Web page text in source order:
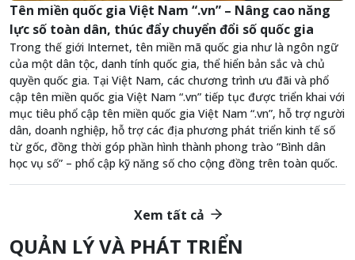
Tên miền quốc gia Việt Nam “.vn” – Nâng cao năng
lực số toàn dân, thúc đẩy chuyển đổi số quốc gia
Trong thế giới Internet, tên miền mã quốc gia như là ngôn ngữ
của một dân tộc, danh tính quốc gia, thể hiển bản sắc và chủ
quyền quốc gia. Tại Việt Nam, các chương trình ưu đãi và phổ
cập tên miền quốc gia Việt Nam “.vn” tiếp tục được triển khai với
mục tiêu phổ cập tên miền quốc gia Việt Nam “.vn”, hỗ trợ người
dân, doanh nghiệp, hỗ trợ các địa phương phát triển kinh tế số
từ gốc, đồng thời góp phần hình thành phong trào “Bình dân
học vụ số” – phổ cập kỹ năng số cho cộng đồng trên toàn quốc.
Xem tất cả
QUẢN LÝ VÀ PHÁT TRIỂN